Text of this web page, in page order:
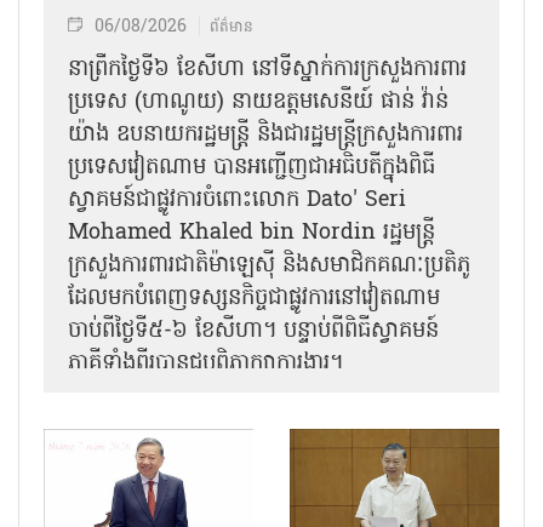
06/08/2026 ព័ត៌មាន
នា​ព្រឹកថ្ងៃទី៦ ខែសីហា នៅទីស្នាក់ការក្រសួងការពារ
ប្រទេស (ហាណូយ) នាយឧត្តមសេនីយ៍ ផាន់ វ៉ាន់
យ៉ាង ឧបនាយករដ្ឋមន្ត្រី និងជារដ្ឋមន្ត្រីក្រសួងការពារ
ប្រទេសវៀតណាម បានអញ្ជើញជាអធិបតីក្នុងពិធី
ស្វាគមន៍ជាផ្លូវការ​ចំពោះលោក Dato' Seri
Mohamed Khaled bin Nordin រដ្ឋមន្ត្រី
ក្រសួងការពារជាតិម៉ាឡេស៊ី និងសមាជិកគណៈប្រតិភូ
ដែលមកបំពេញទស្សនកិច្ចជាផ្លូវការនៅវៀតណាម
ចាប់ពីថ្ងៃទី៥-៦ ខែសីហា។ បន្ទាប់ពីពិធីស្វាគមន៍
ភាគីទាំងពីរបានជួបពិភាក្សាការងារ​។